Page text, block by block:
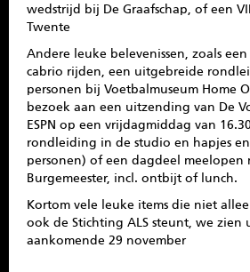
wedstrijd bij De Graafschap, of een
Twente
Andere leuke belevenissen, zoals
cabrio rijden, een uitgebreide
personen bij Voetbalmuseum Home
bezoek aan een uitzending van De
ESPN op een vrijdagmiddag van
rondleiding in de studio en hapjes
personen) of een dagdeel meelopen
Burgemeester, incl. ontbijt of lunch.
Kortom vele leuke items die niet
ook de Stichting ALS steunt, we zien
aankomende 29 november